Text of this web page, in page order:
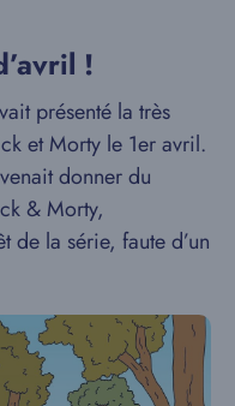
!
présenté la très
et Morty le 1er avril.
donner du
& Morty,
de la série, faute d’un